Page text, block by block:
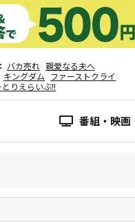
バカ売れ 親愛なる夫へ
キングダム ファーストクライ
りえらいぶ!!
番組・映画